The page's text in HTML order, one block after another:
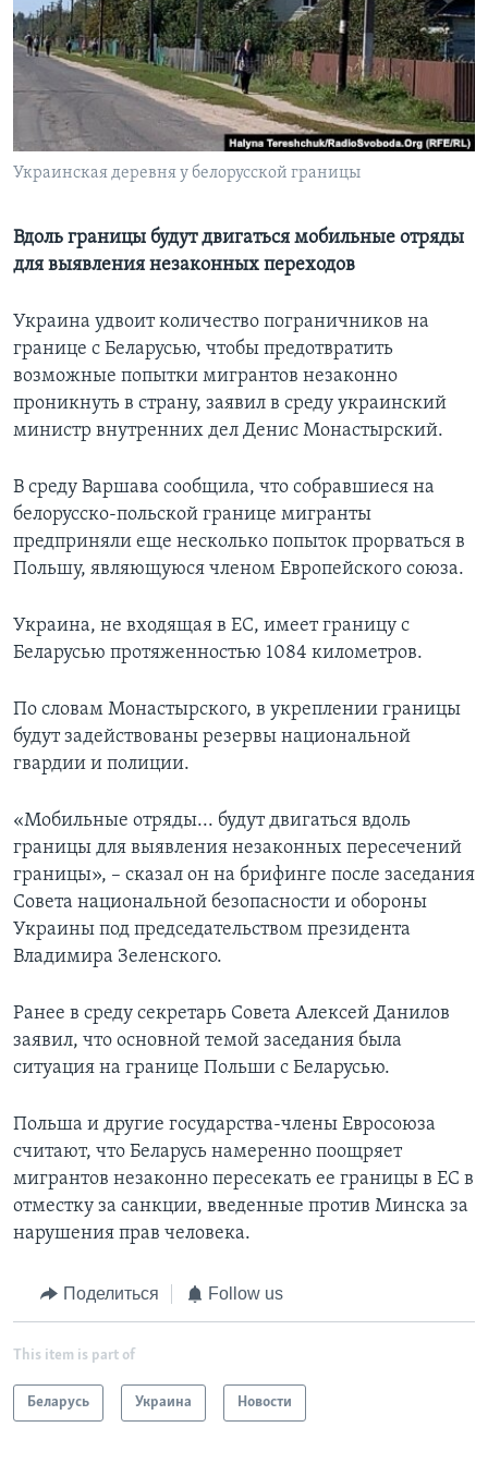
Learning English
СОЦИАЛЬНЫЕ СЕТИ
Украинская деревня у белорусской границы
Вдоль границы будут двигаться мобильные отряды
для выявления незаконных переходов
Украина удвоит количество пограничников на
границе с Беларусью, чтобы предотвратить
возможные попытки мигрантов незаконно
проникнуть в страну, заявил в среду украинский
министр внутренних дел Денис Монастырский.
В среду Варшава сообщила, что собравшиеся на
белорусско-польской границе мигранты
предприняли еще несколько попыток прорваться в
Польшу, являющуюся членом Европейского союза.
Украина, не входящая в ЕС, имеет границу с
Беларусью протяженностью 1084 километров.
По словам Монастырского, в укреплении границы
будут задействованы резервы национальной
гвардии и полиции.
«Мобильные отряды... будут двигаться вдоль
границы для выявления незаконных пересечений
границы», – сказал он на брифинге после заседания
Совета национальной безопасности и обороны
Украины под председательством президента
Владимира Зеленского.
Ранее в среду секретарь Совета Алексей Данилов
заявил, что основной темой заседания была
ситуация на границе Польши с Беларусью.
Польша и другие государства-члены Евросоюза
считают, что Беларусь намеренно поощряет
мигрантов незаконно пересекать ее границы в ЕС в
отместку за санкции, введенные против Минска за
нарушения прав человека.
Поделиться Follow us
This item is part of
Беларусь Украина Новости